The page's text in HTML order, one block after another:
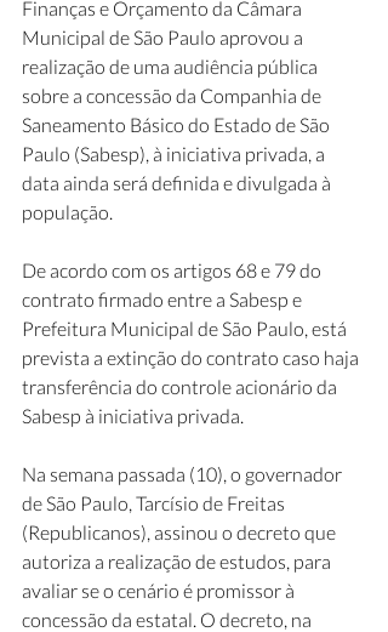
Finanças e Orçamento da Câmara
Municipal de São Paulo aprovou a
realização de uma audiência pública
sobre a concessão da Companhia de
Saneamento Básico do Estado de São
Paulo (Sabesp), à iniciativa privada, a
data ainda será definida e divulgada à
população.
De acordo com os artigos 68 e 79 do
contrato firmado entre a Sabesp e
Prefeitura Municipal de São Paulo, está
prevista a extinção do contrato caso haja
transferência do controle acionário da
Sabesp à iniciativa privada.
Na semana passada (10), o governador
de São Paulo, Tarcísio de Freitas
(Republicanos), assinou o decreto que
autoriza a realização de estudos, para
avaliar se o cenário é promissor à
concessão da estatal. O decreto, na